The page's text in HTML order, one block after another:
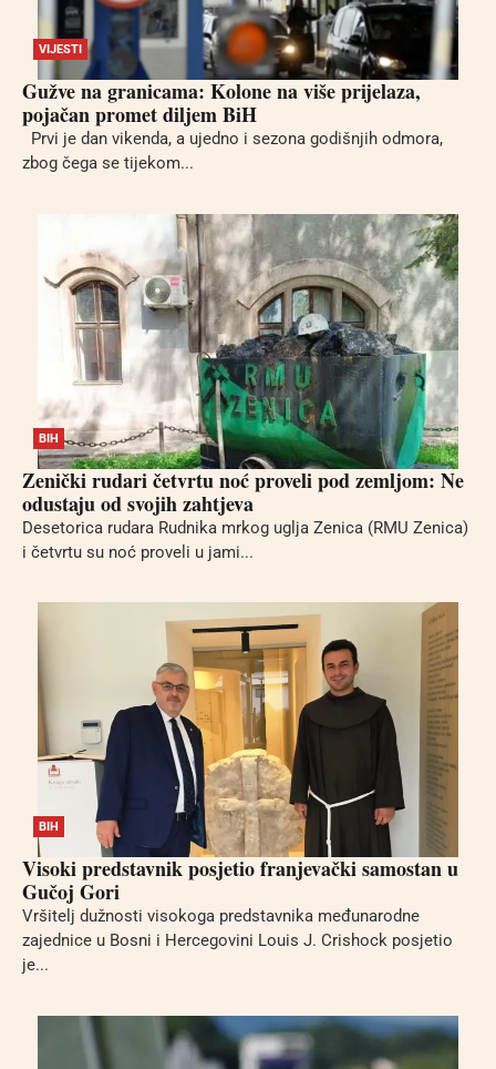
VIJESTI
Gužve na granicama: Kolone na više prijelaza,
pojačan promet diljem BiH
Prvi je dan vikenda, a ujedno i sezona godišnjih odmora,
zbog čega se tijekom...
BIH
Zenički rudari četvrtu noć proveli pod zemljom: Ne
odustaju od svojih zahtjeva
Desetorica rudara Rudnika mrkog uglja Zenica (RMU Zenica)
i četvrtu su noć proveli u jami...
BIH
Visoki predstavnik posjetio franjevački samostan u
Gučoj Gori
Vršitelj dužnosti visokoga predstavnika međunarodne
zajednice u Bosni i Hercegovini Louis J. Crishock posjetio
je...